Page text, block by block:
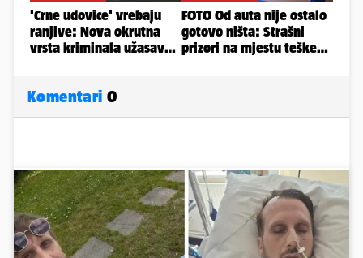
Komentari 0